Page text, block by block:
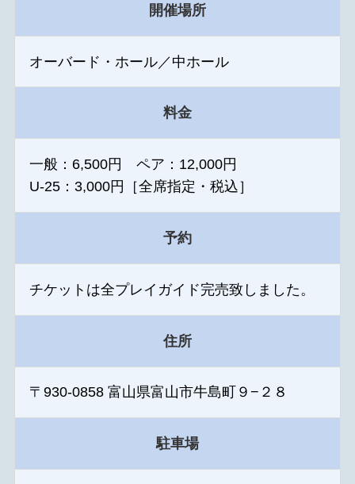
開催場所
オーバード・ホール／中ホール
料金
一般：6,500円 ペア：12,000円
U-25：3,000円［全席指定・税込］
予約
チケットは全プレイガイド完売致しました。
住所
〒930-0858 富山県富山市牛島町９−２８
駐車場